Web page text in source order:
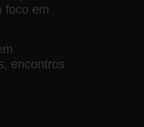
foco em
encontros